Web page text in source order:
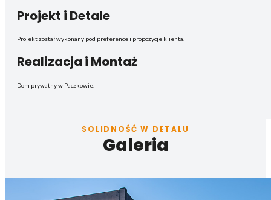
Projekt i Detale
Projekt został wykonany pod preference i propozycje klienta.
Realizacja i Montaż
Dom prywatny w Paczkowie.
SOLIDNOŚĆ W DETALU
Galeria